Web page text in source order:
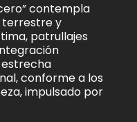
contempla
terrestre y
patrullajes
conforme a los
impulsado por